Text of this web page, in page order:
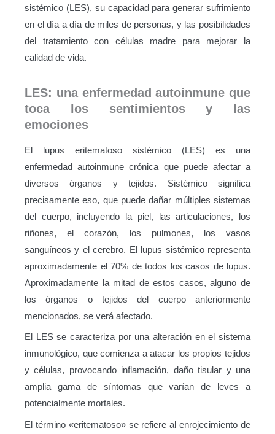
sistémico (LES), su capacidad para generar sufrimiento
en el día a día de miles de personas, y las posibilidades
del tratamiento con células madre para mejorar la
calidad de vida.
LES: una enfermedad autoinmune que
toca los sentimientos y las
emociones
El lupus eritematoso sistémico (LES) es una
enfermedad autoinmune crónica que puede afectar a
diversos órganos y tejidos. Sistémico significa
precisamente eso, que puede dañar múltiples sistemas
del cuerpo, incluyendo la piel, las articulaciones, los
riñones, el corazón, los pulmones, los vasos
sanguíneos y el cerebro. El lupus sistémico representa
aproximadamente el 70% de todos los casos de lupus.
Aproximadamente la mitad de estos casos, alguno de
los órganos o tejidos del cuerpo anteriormente
mencionados, se verá afectado.
El LES se caracteriza por una alteración en el sistema
inmunológico, que comienza a atacar los propios tejidos
y células, provocando inflamación, daño tisular y una
amplia gama de síntomas que varían de leves a
potencialmente mortales.
El término «eritematoso» se refiere al enrojecimiento de